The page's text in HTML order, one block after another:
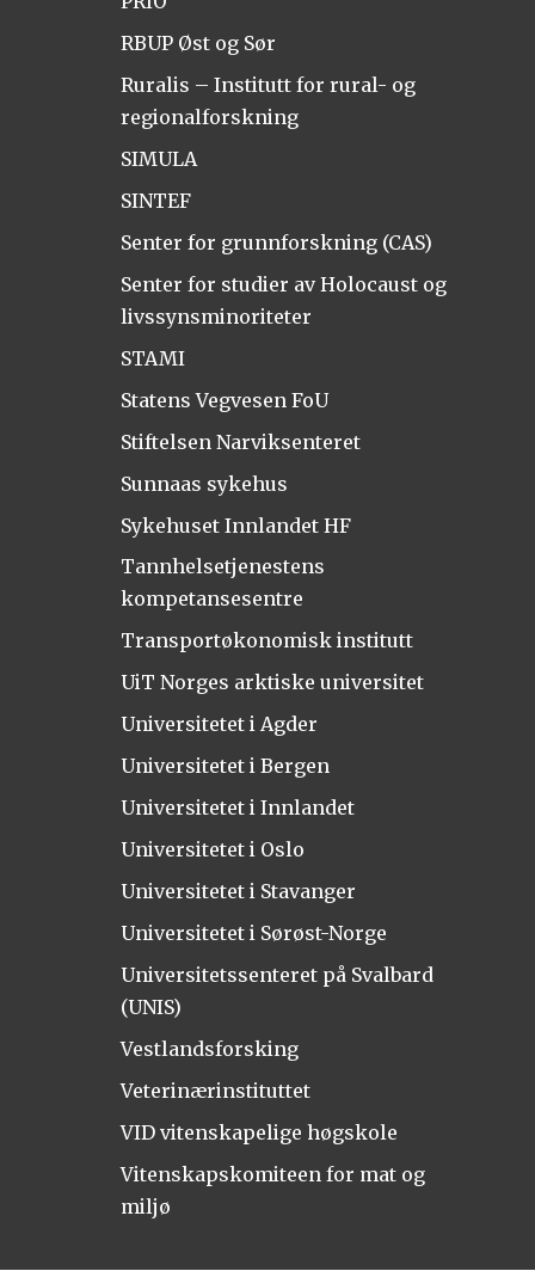
RBUP Øst og Sør
Ruralis – Institutt for rural- og
regionalforskning
SIMULA
SINTEF
Senter for grunnforskning (CAS)
Senter for studier av Holocaust og
livssynsminoriteter
STAMI
Statens Vegvesen FoU
Stiftelsen Narviksenteret
Sunnaas sykehus
Sykehuset Innlandet HF
Tannhelsetjenestens
kompetansesentre
Transportøkonomisk institutt
UiT Norges arktiske universitet
Universitetet i Agder
Universitetet i Bergen
Universitetet i Innlandet
Universitetet i Oslo
Universitetet i Stavanger
Universitetet i Sørøst-Norge
Universitetssenteret på Svalbard
(UNIS)
Vestlandsforsking
Veterinærinstituttet
VID vitenskapelige høgskole
Vitenskapskomiteen for mat og
miljø